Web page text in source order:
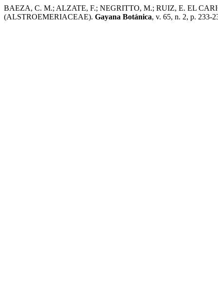
BAEZA, C. M.; ALZATE, F.; NEGRITTO, M.; RUIZ, E. EL
(ALSTROEMERIACEAE). Gayana Botánica, v. 65, n. 2, p. 233-